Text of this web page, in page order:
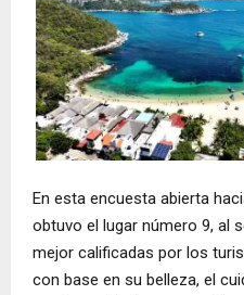
En esta encuesta abierta
obtuvo el lugar número 9, al
mejor calificadas por los
con base en su belleza, el